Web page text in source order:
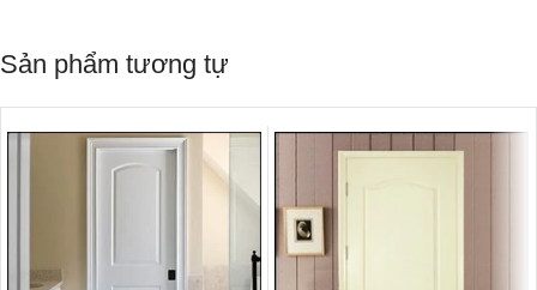
Sản phẩm tương tự